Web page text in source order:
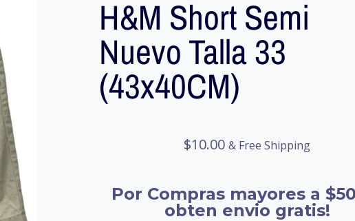
H&M Short Semi
Nuevo Talla 33
(43x40CM)
$10.00 & Free Shipping
Por Compras mayores a
obten envio gratis!